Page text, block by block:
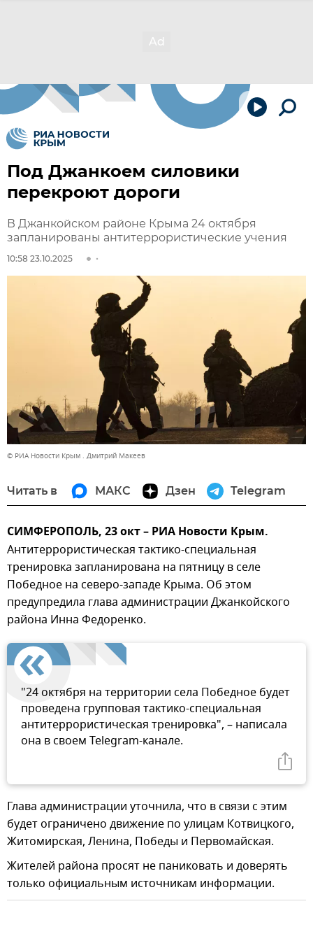
Под Джанкоем силовики
перекроют дороги
В Джанкойском районе Крыма 24 октября
запланированы антитеррористические учения
10:58 23.10.2025
© РИА Новости Крым . Дмитрий Макеев
Читать в МАКС Дзен Telegram
СИМФЕРОПОЛЬ, 23 окт – РИА Новости Крым.
Антитеррористическая тактико-специальная
тренировка запланирована на пятницу в селе
Победное на северо-западе Крыма. Об этом
предупредила глава администрации Джанкойского
района Инна Федоренко.
"24 октября на территории села Победное будет
проведена групповая тактико-специальная
антитеррористическая тренировка", – написала
она в своем Telegram-канале.
Глава администрации уточнила, что в связи с этим
будет ограничено движение по улицам Котвицкого,
Житомирская, Ленина, Победы и Первомайская.
Жителей района просят не паниковать и доверять
только официальным источникам информации.